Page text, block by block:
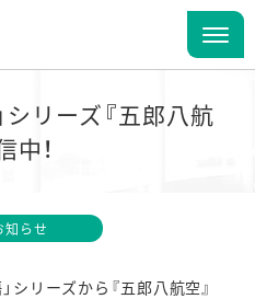
シリーズ『五郎八航
中！
知らせ
シリーズから『五郎八航空』